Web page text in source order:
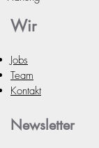
Allrounder ist.
Wir
Jobs
Team
Kontakt
Newsletter